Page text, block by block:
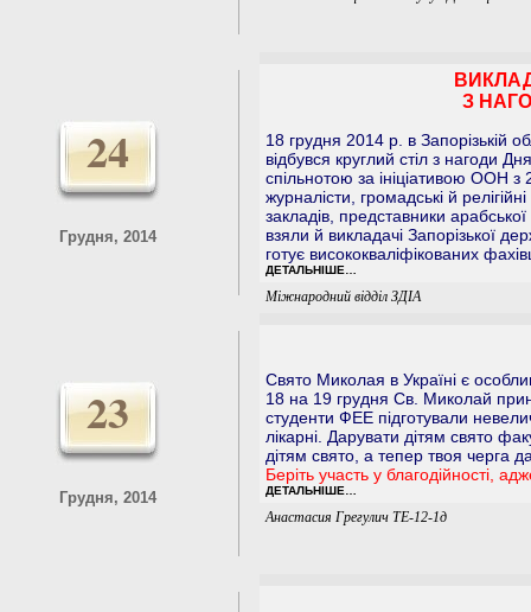
24
Грудня, 2014
З
18 грудня 2014 р. в Запорізькій
відбувся круглий стіл з нагоди
спільнотою за ініціативою ООН з
журналісти, громадські й
закладів, представники
взяли й викладачі Запорізької
готує висококваліфікованих
ДЕТАЛЬНІШЕ…
Міжнародний відділ ЗДІА
23
Грудня, 2014
Свято Миколая в Україні є
18 на 19 грудня Св. Миколай
студенти ФЕЕ підготували
лікарні. Дарувати дітям свято
дітям свято, а тепер твоя черга
Беріть участь у благодійності,
ДЕТАЛЬНІШЕ…
Анастасия Грегулич ТЕ-12-1д